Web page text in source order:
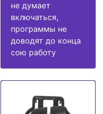
не думает
включаться,
программы не
доводят до конца
сою работу